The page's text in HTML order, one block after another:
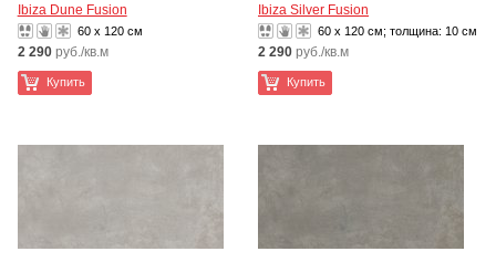
Ibiza Dune Fusion
60 x 120 см
2 290 руб./кв.м
Купить
Ibiza Silver Fusion
60 x 120 см; толщина: 10 см
2 290 руб./кв.м
Купить